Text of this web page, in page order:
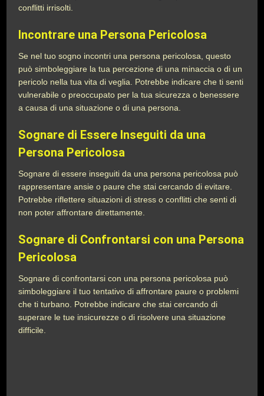
conflitti irrisolti.
Incontrare una Persona Pericolosa
Se nel tuo sogno incontri una persona pericolosa, questo
può simboleggiare la tua percezione di una minaccia o di un
pericolo nella tua vita di veglia. Potrebbe indicare che ti senti
vulnerabile o preoccupato per la tua sicurezza o benessere
a causa di una situazione o di una persona.
Sognare di Essere Inseguiti da una
Persona Pericolosa
Sognare di essere inseguiti da una persona pericolosa può
rappresentare ansie o paure che stai cercando di evitare.
Potrebbe riflettere situazioni di stress o conflitti che senti di
non poter affrontare direttamente.
Sognare di Confrontarsi con una Persona
Pericolosa
Sognare di confrontarsi con una persona pericolosa può
simboleggiare il tuo tentativo di affrontare paure o problemi
che ti turbano. Potrebbe indicare che stai cercando di
superare le tue insicurezze o di risolvere una situazione
difficile.